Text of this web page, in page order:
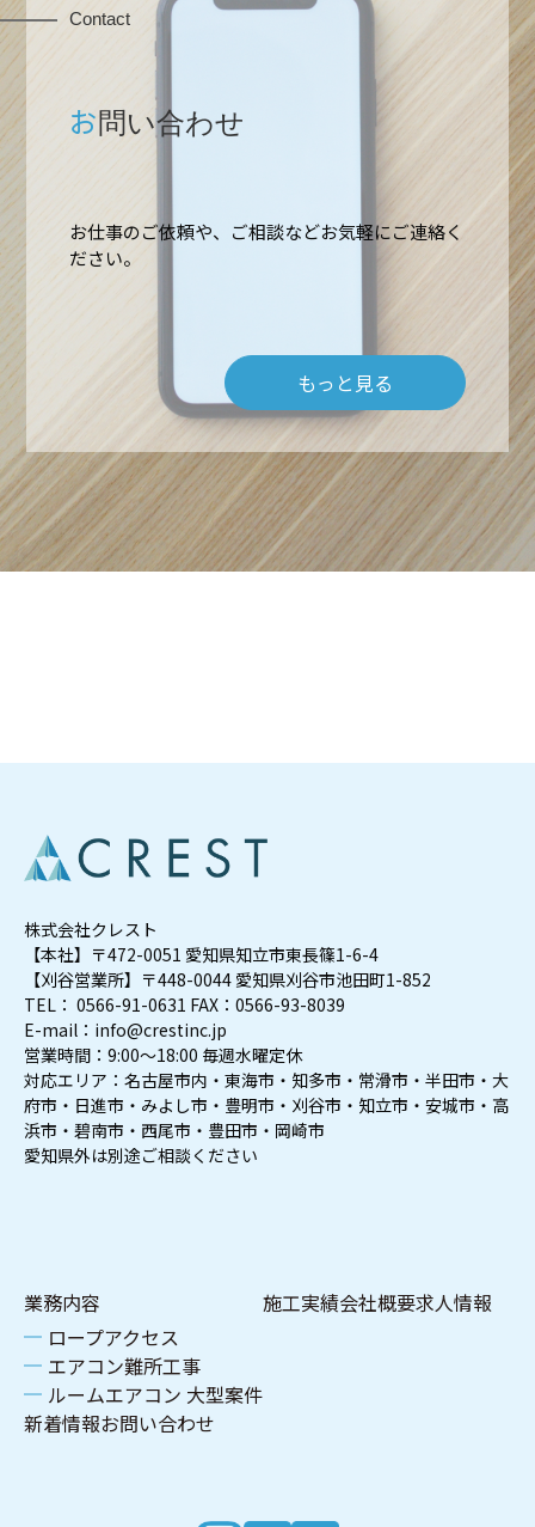
Contact
お問い合わせ
お仕事のご依頼や、ご相談などお気軽にご連絡く
ださい。
もっと見る
業務内容
ロープアクセス
エアコン難所工事
ルームエアコン 大型案件
施工実績会社概要求人情報
新着情報お問い合わせ
株式会社クレスト
【本社】〒472-0051 愛知県知立市東長篠1-6-4
【刈谷営業所】〒448-0044 愛知県刈谷市池田町1-852
TEL： 0566-91-0631 FAX：0566-93-8039
E-mail：info@crestinc.jp
営業時間：9:00～18:00 毎週水曜定休
対応エリア：名古屋市内・東海市・知多市・常滑市・半田市・大
府市・日進市・みよし市・豊明市・刈谷市・知立市・安城市・高
浜市・碧南市・西尾市・豊田市・岡崎市
愛知県外は別途ご相談ください